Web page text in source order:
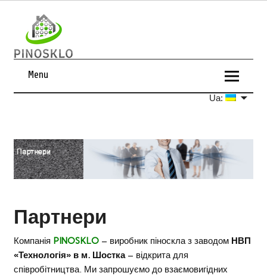
Menu
Ua:
Партнери
Компанія PINOSKLO– виробник піноскла з заводом НВП
«Технологія» в м. Шостка– відкрита для
співробітництва. Ми запрошуємо до взаємовигідних